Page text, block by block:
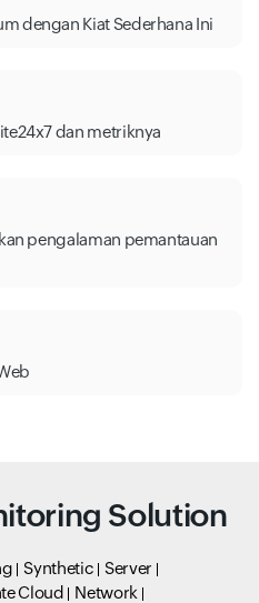
dengan Kiat Sederhana Ini
dan metriknya
pengalaman pemantauan
Solution
Synthetic
Server
Cloud
Network